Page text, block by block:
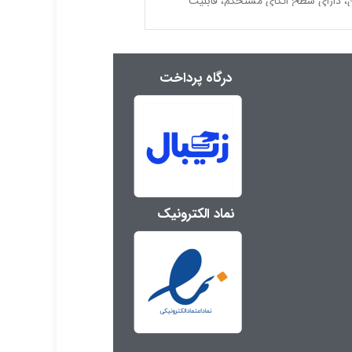
درگاه پرداخت
نماد الکترونیک